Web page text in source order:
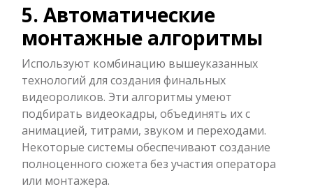
5. Автоматические
монтажные алгоритмы
Используют комбинацию вышеуказанных
технологий для создания финальных
видеороликов. Эти алгоритмы умеют
подбирать видеокадры, объединять их с
анимацией, титрами, звуком и переходами.
Некоторые системы обеспечивают создание
полноценного сюжета без участия оператора
или монтажера.